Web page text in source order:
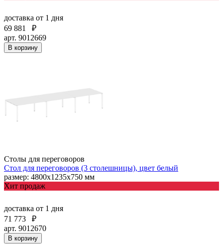
доставка от 1 дня
69 881
₽
арт. 9012669
В корзину
Столы для переговоров
Стол для переговоров (3 столешницы), цвет белый
размер: 4800х1235х750 мм
Хит продаж
доставка от 1 дня
71 773
₽
арт. 9012670
В корзину